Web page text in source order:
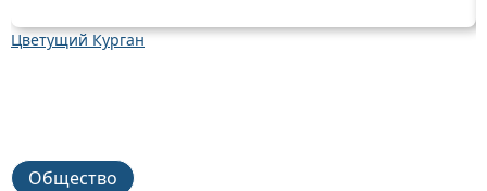
Цветущий Курган
Общество